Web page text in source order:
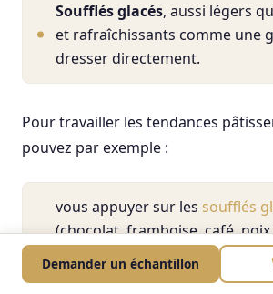
Soufflés glacés, aussi légers
et rafraîchissants comme une
dresser directement.
Pour travailler les tendances
pouvez par exemple :
vous appuyer sur les soufflés
(chocolat, framboise, café,
versions alcoolisées) pour
en desserts fruités, glacés et
Demander un échantillon